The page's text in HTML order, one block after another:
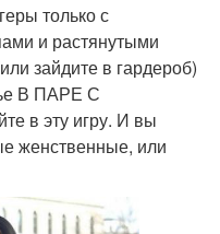
только с
и растянутыми
зайдите в гардероб)
В ПАРЕ С
в эту игру. И вы
женственные, или